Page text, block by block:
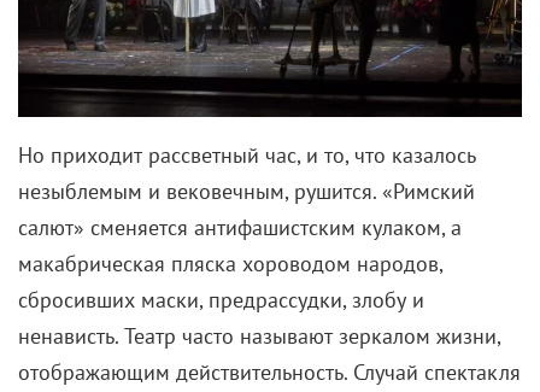
Но приходит рассветный час, и то, что казалось
незыблемым и вековечным, рушится. «Римский
салют» сменяется антифашистским кулаком, а
макабрическая пляска хороводом народов,
сбросивших маски, предрассудки, злобу и
ненависть. Театр часто называют зеркалом жизни,
отображающим действительность. Случай спектакля